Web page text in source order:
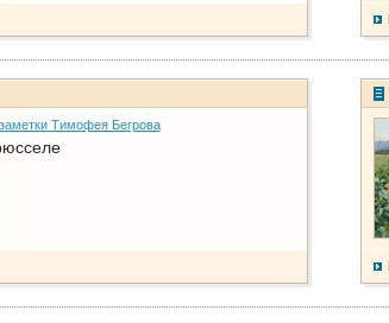
Тимофея Бегрова